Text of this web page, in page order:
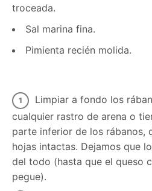
troceada.
Sal marina fina.
Pimienta recién molida.
Limpiar a fondo los
cualquier rastro de arena o
parte inferior de los rábanos,
hojas intactas. Dejamos que
del todo (hasta que el queso
pegue).